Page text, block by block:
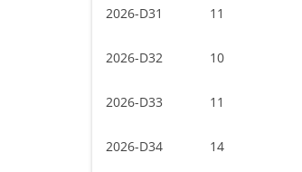
2026-D31 11
2026-D32 10
2026-D33 11
2026-D34 14